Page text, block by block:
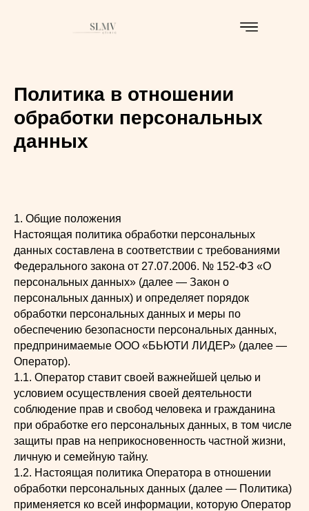
Политика в отношении
обработки персональных
данных
1. Общие положения
Настоящая политика обработки персональных
данных составлена в соответствии с требованиями
Федерального закона от 27.07.2006. № 152-ФЗ «О
персональных данных» (далее — Закон о
персональных данных) и определяет порядок
обработки персональных данных и меры по
обеспечению безопасности персональных данных,
предпринимаемые ООО «БЬЮТИ ЛИДЕР» (далее —
Оператор).
1.1. Оператор ставит своей важнейшей целью и
условием осуществления своей деятельности
соблюдение прав и свобод человека и гражданина
при обработке его персональных данных, в том числе
защиты прав на неприкосновенность частной жизни,
личную и семейную тайну.
1.2. Настоящая политика Оператора в отношении
обработки персональных данных (далее — Политика)
применяется ко всей информации, которую Оператор